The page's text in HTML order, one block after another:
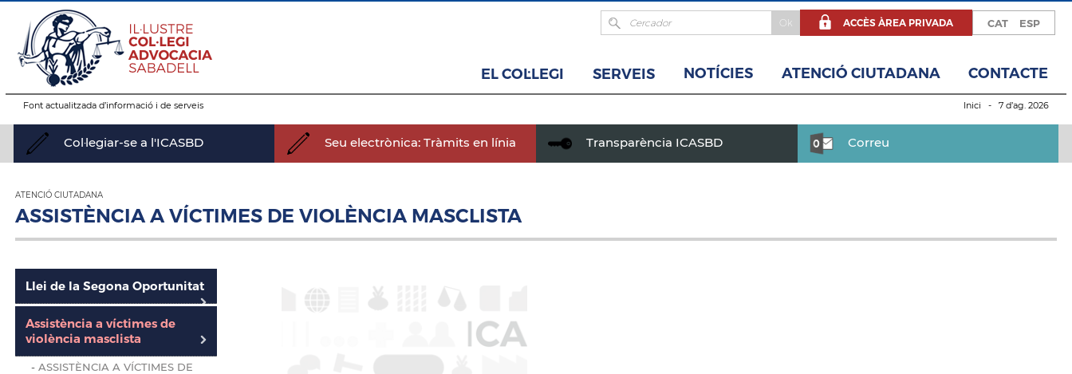
ESP
CAT
ACCÈS ÀREA PRIVADA
EL COL·LEGI SERVEIS NOTÍCIES ATENCIÓ CIUTADANA CONTACTE
Font actualitzada d’informació i de serveis Inici - 7 d’ag. 2026
Col·legiar-se a l'ICASBD Seu electrònica: Tràmits en línia Transparència ICASBD Correu
ATENCIÓ CIUTADANA
ASSISTÈNCIA A VÍCTIMES DE VIOLÈNCIA MASCLISTA
Llei de la Segona Oportunitat
Assistència a víctimes de
violència masclista
- ASSISTÈNCIA A VÍCTIMES DE